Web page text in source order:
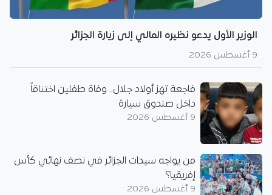
الوزير الأول يدعو نظيره المالي إلى زيارة الجزائر
9 أغسطس 2026
فاجعة تهز أولاد جلال.. وفاة طفلين اختناقاً
داخل صندوق سيارة
9 أغسطس 2026
من يواجه سيدات الجزائر في نصف نهائي كأس
إفريقيا؟
9 أغسطس 2026